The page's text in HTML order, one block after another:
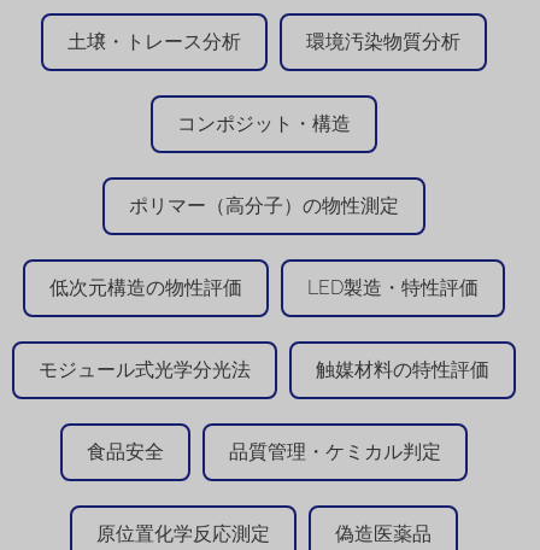
土壌・トレース分析 環境汚染物質分析
コンポジット・構造
ポリマー（高分子）の物性測定
低次元構造の物性評価 LED製造・特性評価
モジュール式光学分光法 触媒材料の特性評価
食品安全 品質管理・ケミカル判定
原位置化学反応測定 偽造医薬品